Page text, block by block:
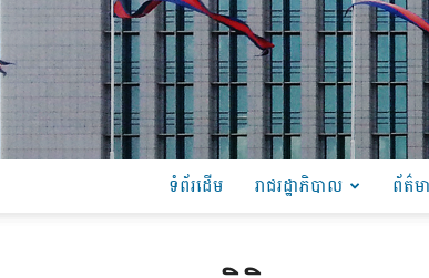
ទំព័រដើម រាជរដ្ឋាភិបាល ព័ត៌